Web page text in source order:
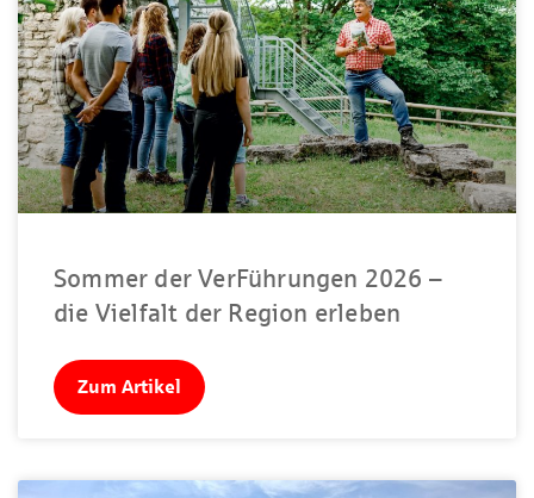
Sommer der VerFührungen 2026 –
die Vielfalt der Region erleben
Zum Artikel